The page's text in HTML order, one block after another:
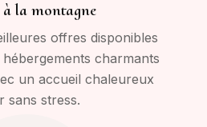
à la montagne
offres disponibles
charmants
un accueil chaleureux
sans stress.